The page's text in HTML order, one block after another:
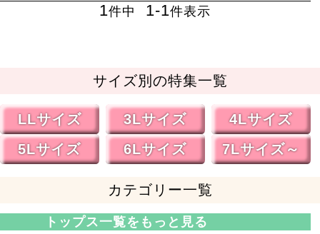
1件中 1-1件表示
サイズ別の特集一覧
LLサイズ 3Lサイズ
4Lサイズ
5Lサイズ
6Lサイズ 7Lサイズ～
カテゴリー一覧
トップス一覧をもっと見る